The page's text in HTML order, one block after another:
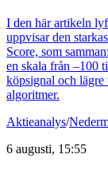
I den här artikeln
uppvisar den
Score, som
en skala från –100
köpsignal och lägre
algoritmer.
Aktieanalys/
6 augusti, 15:55